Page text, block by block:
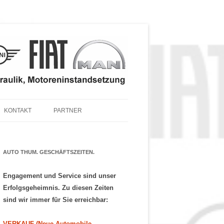
SERVICE – ANGEBOT
KONTAKT PARTNER
AUTO THUM. GESCHÄFTSZEITEN.
Engagement und Service sind unser
Erfolgsgeheimnis. Zu diesen Zeiten
sind wir immer für Sie erreichbar: